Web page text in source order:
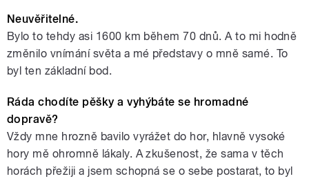
Neuvěřitelné.
Bylo to tehdy asi 1600 km během 70 dnů. A to mi hodně
změnilo vnímání světa a mé představy o mně samé. To
byl ten základní bod.
Ráda chodíte pěšky a vyhýbáte se hromadné
dopravě?
Vždy mne hrozně bavilo vyrážet do hor, hlavně vysoké
hory mě ohromně lákaly. A zkušenost, že sama v těch
horách přežiji a jsem schopná se o sebe postarat, to byl